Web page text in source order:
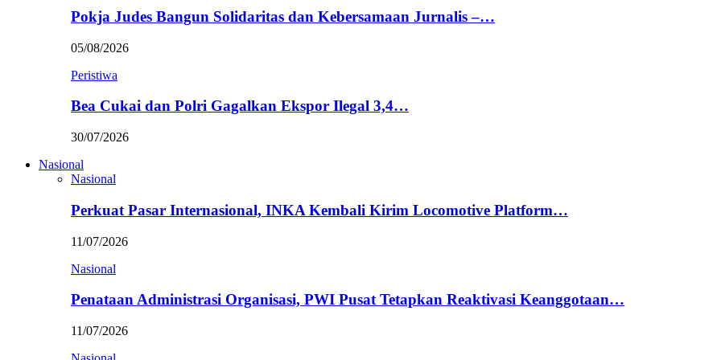
Pokja Judes Bangun Solidaritas dan Kebersamaan Jurnalis –…
05/08/2026
Peristiwa
Bea Cukai dan Polri Gagalkan Ekspor Ilegal 3,4…
30/07/2026
Nasional
Nasional
Perkuat Pasar Internasional, INKA Kembali Kirim Locomotive Platform…
11/07/2026
Nasional
Penataan Administrasi Organisasi, PWI Pusat Tetapkan Reaktivasi Keanggotaan…
11/07/2026